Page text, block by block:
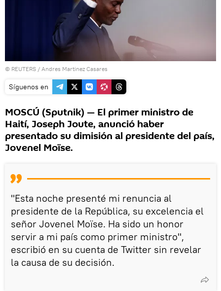
© REUTERS / Andres Martinez Casares
Síguenos en
MOSCÚ (Sputnik) — El primer ministro de
Haití, Joseph Joute, anunció haber
presentado su dimisión al presidente del país,
Jovenel Moïse.
"Esta noche presenté mi renuncia al
presidente de la República, su excelencia el
señor Jovenel Moïse. Ha sido un honor
servir a mi país como primer ministro",
escribió en su cuenta de Twitter sin revelar
la causa de su decisión.